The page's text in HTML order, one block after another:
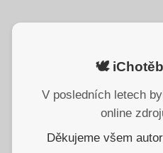
🕊️
V posledních letech
online
Děkujeme všem